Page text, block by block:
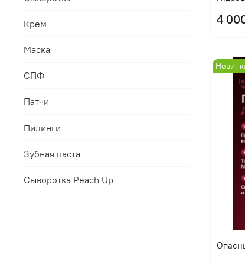
4
Крем
Маска
СПФ
Патчи
Пилинги
Зубная паста
Сыворотка Peach Up